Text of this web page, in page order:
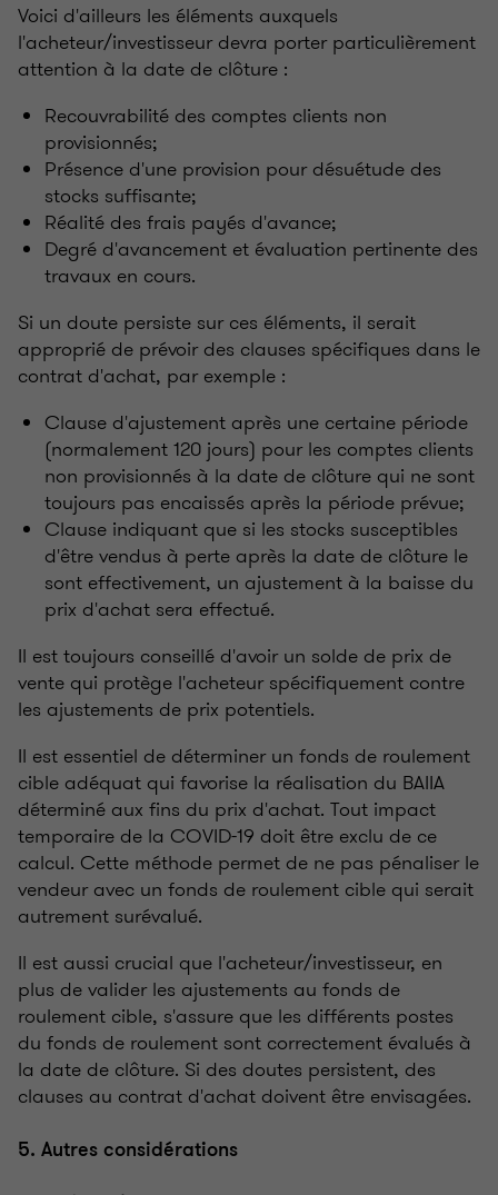
Voici d'ailleurs les éléments auxquels
l'acheteur/investisseur devra porter particulièrement
attention à la date de clôture :
Recouvrabilité des comptes clients non
provisionnés;
Présence d'une provision pour désuétude des
stocks suffisante;
Réalité des frais payés d'avance;
Degré d'avancement et évaluation pertinente des
travaux en cours.
Si un doute persiste sur ces éléments, il serait
approprié de prévoir des clauses spécifiques dans le
contrat d'achat, par exemple :
Clause d'ajustement après une certaine période
(normalement 120 jours) pour les comptes clients
non provisionnés à la date de clôture qui ne sont
toujours pas encaissés après la période prévue;
Clause indiquant que si les stocks susceptibles
d'être vendus à perte après la date de clôture le
sont effectivement, un ajustement à la baisse du
prix d'achat sera effectué.
Il est toujours conseillé d'avoir un solde de prix de
vente qui protège l'acheteur spécifiquement contre
les ajustements de prix potentiels.
Il est essentiel de déterminer un fonds de roulement
cible adéquat qui favorise la réalisation du BAIIA
déterminé aux fins du prix d'achat. Tout impact
temporaire de la COVID-­19 doit être exclu de ce
calcul. Cette méthode permet de ne pas pénaliser le
vendeur avec un fonds de roulement cible qui serait
autrement surévalué.
Il est aussi crucial que l'acheteur/investisseur, en
plus de valider les ajustements au fonds de
roulement cible, s'assure que les différents postes
du fonds de roulement sont correctement évalués à
la date de clôture. Si des doutes persistent, des
clauses au contrat d'achat doivent être envisagées.
5. Autres considérations